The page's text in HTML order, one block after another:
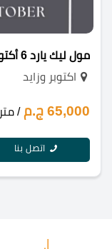
مول ليك يارد 6 أكتوبر Lake Yard Mall
اكتوبر وزايد
65,000 ج.م / متر
اتصل بنا